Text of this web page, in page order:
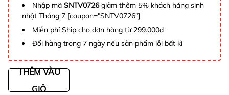
Nhập mã SNTV0726giảm thêm 5% khách háng sinh
nhật Tháng 7 [coupon="SNTV0726"]
Miễn phí Ship cho đơn hàng từ 299.000đ
Đổi hàng trong 7 ngày nếu sản phẩm lỗi bất kì
THÊM VÀO
GIỎ